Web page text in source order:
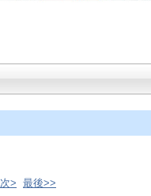
次> 最後>>